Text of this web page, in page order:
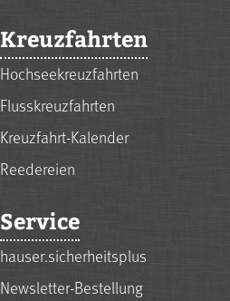
Kreuzfahrten
Hochseekreuzfahrten
Flusskreuzfahrten
Kreuzfahrt-Kalender
Reedereien
Service
hauser.sicherheitsplus
Newsletter-Bestellung